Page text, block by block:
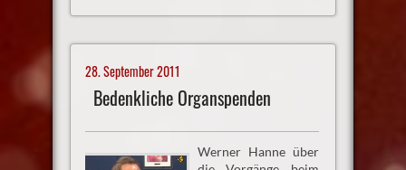
28. September 2011
Bedenkliche Organspenden
Werner Hanne über